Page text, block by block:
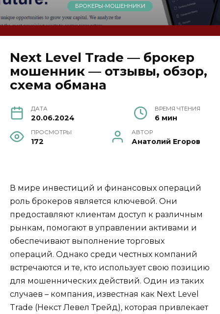
БРОКЕРЫ-МОШЕННИКИ
Next Level Trade — брокер
мошенник — отзывы, обзор,
схема обмана
ДАТА
20.06.2024
ВРЕМЯ ЧТЕНИЯ
6 мин
ПРОСМОТРЫ
172
АВТОР
Анатолий Егоров
В мире инвестиций и финансовых операций
роль брокеров является ключевой. Они
предоставляют клиентам доступ к различным
рынкам, помогают в управлении активами и
обеспечивают выполнение торговых
операций. Однако среди честных компаний
встречаются и те, кто использует свою позицию
для мошеннических действий. Один из таких
случаев – компания, известная как Next Level
Trade (Некст Левел Трейд), которая привлекает